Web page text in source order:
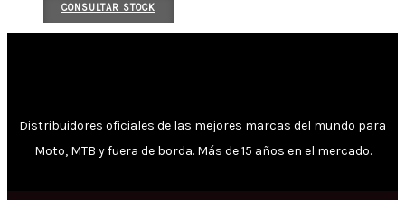
CONSULTAR STOCK
Distribuidores oficiales de las mejores marcas del mundo para
Moto, MTB y fuera de borda. Más de 15 años en el mercado.